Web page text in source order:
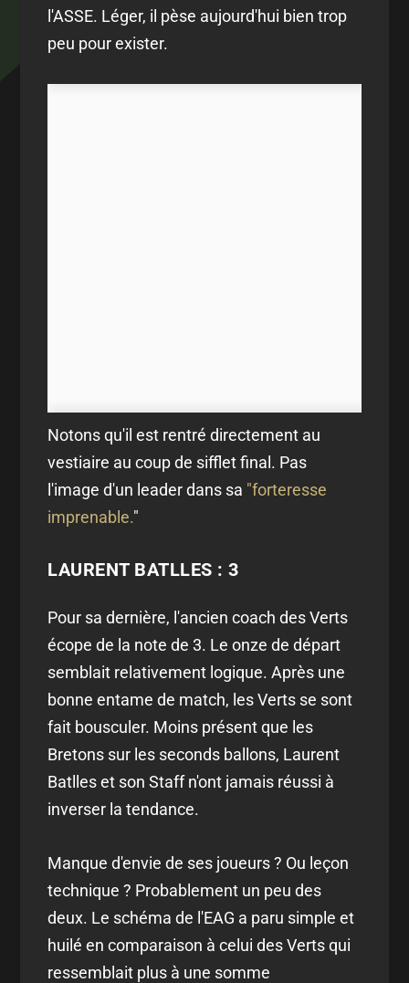
l'ASSE. Léger, il pèse aujourd'hui bien trop
peu pour exister.
Notons qu'il est rentré directement au
vestiaire au coup de sifflet final. Pas
l'image d'un leader dans sa "forteresse
imprenable."
LAURENT BATLLES : 3
Pour sa dernière, l'ancien coach des Verts
écope de la note de 3. Le onze de départ
semblait relativement logique. Après une
bonne entame de match, les Verts se sont
fait bousculer. Moins présent que les
Bretons sur les seconds ballons, Laurent
Batlles et son Staff n'ont jamais réussi à
inverser la tendance.
Manque d'envie de ses joueurs ? Ou leçon
technique ? Probablement un peu des
deux. Le schéma de l'EAG a paru simple et
huilé en comparaison à celui des Verts qui
ressemblait plus à une somme